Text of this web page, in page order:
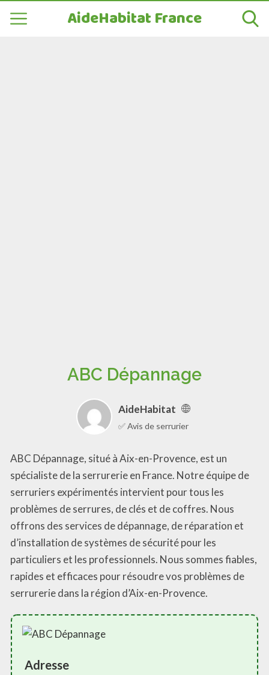
AideHabitat France
ABC Dépannage
AideHabitat
✅ Avis de serrurier
ABC Dépannage, situé à Aix-en-Provence, est un
spécialiste de la serrurerie en France. Notre équipe de
serruriers expérimentés intervient pour tous les
problèmes de serrures, de clés et de coffres. Nous
offrons des services de dépannage, de réparation et
d’installation de systèmes de sécurité pour les
particuliers et les professionnels. Nous sommes fiables,
rapides et efficaces pour résoudre vos problèmes de
serrurerie dans la région d’Aix-en-Provence.
Adresse